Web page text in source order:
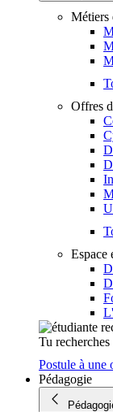
Métiers
Offres
Espace
Tu
Postule à une
Pédagogie